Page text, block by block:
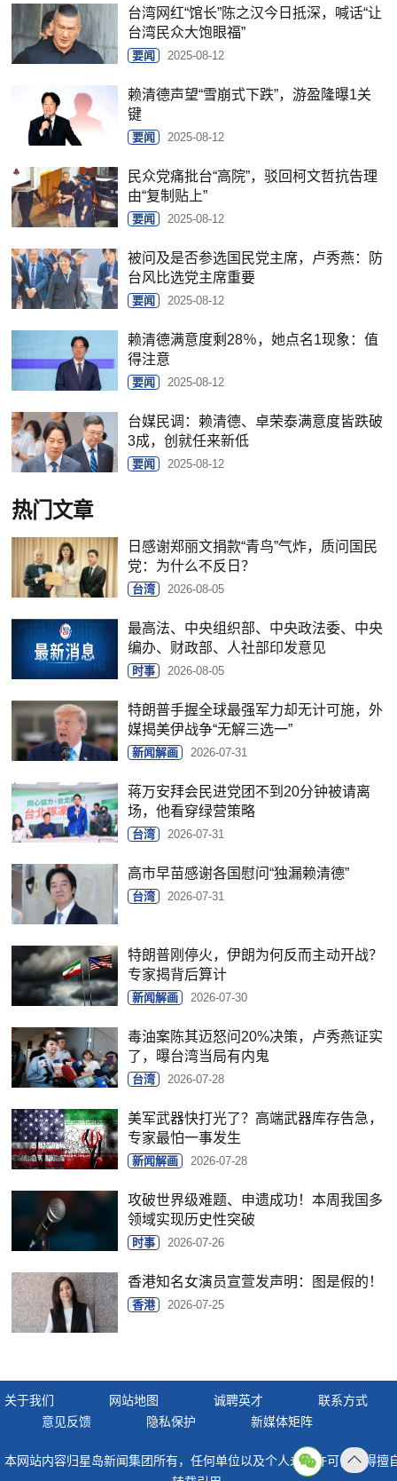
台湾网红“馆长”陈之汉今日抵深，喊话“让
台湾民众大饱眼福”
要闻 2025-08-12
赖清德声望“雪崩式下跌”，游盈隆曝1关
键
要闻 2025-08-12
民众党痛批台“高院”，驳回柯文哲抗告理
由“复制贴上”
要闻 2025-08-12
被问及是否参选国民党主席，卢秀燕：防
台风比选党主席重要
要闻 2025-08-12
赖清德满意度剩28％，她点名1现象：值
得注意
要闻 2025-08-12
台媒民调：赖清德、卓荣泰满意度皆跌破
3成，创就任来新低
要闻 2025-08-12
热门文章
日感谢郑丽文捐款“青鸟”气炸，质问国民
党：为什么不反日？
台湾 2026-08-05
最高法、中央组织部、中央政法委、中央
编办、财政部、人社部印发意见
时事 2026-08-05
特朗普手握全球最强军力却无计可施，外
媒揭美伊战争“无解三选一”
新闻解画 2026-07-31
蒋万安拜会民进党团不到20分钟被请离
场，他看穿绿营策略
台湾 2026-07-31
高市早苗感谢各国慰问“独漏赖清德”
台湾 2026-07-31
特朗普刚停火，伊朗为何反而主动开战？
专家揭背后算计
新闻解画 2026-07-30
毒油案陈其迈怒问20%决策，卢秀燕证实
了，曝台湾当局有内鬼
台湾 2026-07-28
美军武器快打光了？高端武器库存告急，
专家最怕一事发生
新闻解画 2026-07-28
攻破世界级难题、申遗成功！本周我国多
领域实现历史性突破
时事 2026-07-26
香港知名女演员宣萱发声明：图是假的！
香港 2026-07-25
关于我们 网站地图 诚聘英才
联系方式
意见反馈
隐私保护 新媒体矩阵
本网站内容归星岛新闻集团所有，任何单位以及个人未经许可，不得擅